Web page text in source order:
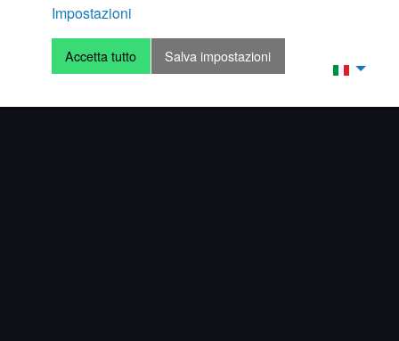
Impostazioni
Accetta tutto Salva impostazioni